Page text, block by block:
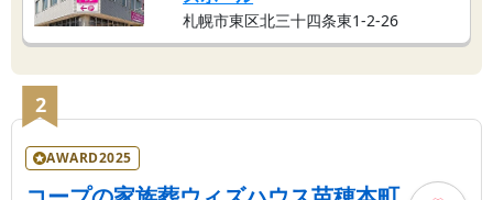
札幌市東区北三十四条東1-2-26
2
AWARD2025